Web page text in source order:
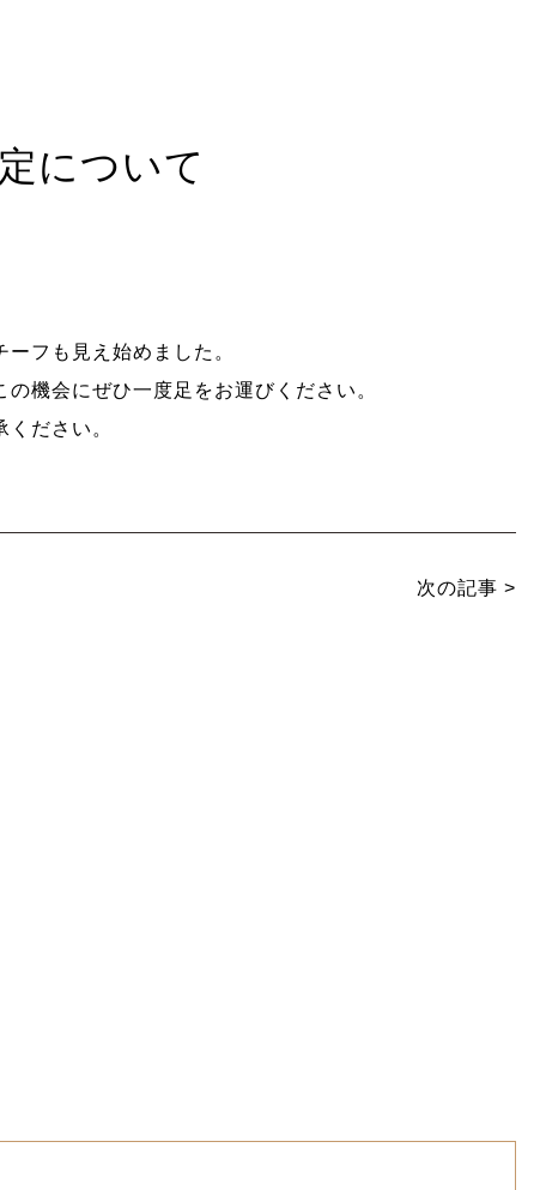
について
フも見え始めました。
機会にぜひ一度足をお運びください。
ださい。
次の記事 >